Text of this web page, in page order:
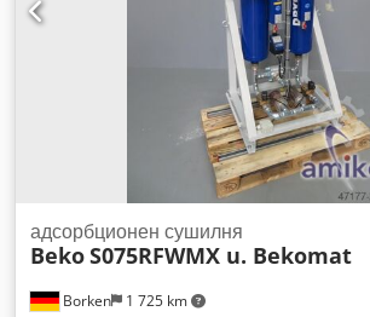
Borken 1 725 km
адсорбционен сушилня
BekoS075RFWMX u. Bekomat